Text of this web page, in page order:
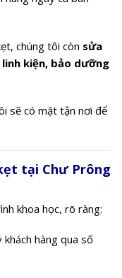
chúng tôi còn sửa
kiện, bảo dưỡng
sẽ có mặt tận nơi để
tại Chư Prông
khoa học, rõ ràng:
hàng qua số